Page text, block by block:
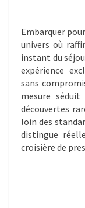
Embarquer
univers où
instant du
expérience
sans
mesure séduit
découvertes
loin des
distingue
croisière de